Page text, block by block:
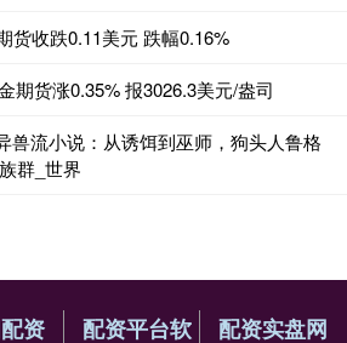
货收跌0.11美元 跌幅0.16%
期货涨0.35% 报3026.3美元/盎司
兽流小说：从诱饵到巫师，狗头人鲁格
群_世界
资 配资平台软 配资实盘网